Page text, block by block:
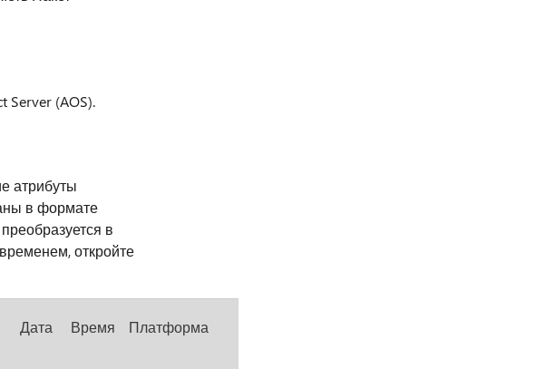
Server (AOS).
атрибуты
в формате
в
откройте
Дата Время Платформа